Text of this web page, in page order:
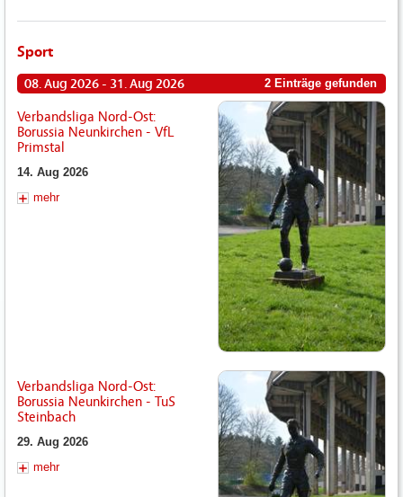
Sport
08. Aug 2026 - 31. Aug 2026 2 Einträge gefunden
Verbandsliga Nord-Ost:
Borussia Neunkirchen - VfL
Primstal
14. Aug 2026
mehr
Verbandsliga Nord-Ost:
Borussia Neunkirchen - TuS
Steinbach
29. Aug 2026
mehr